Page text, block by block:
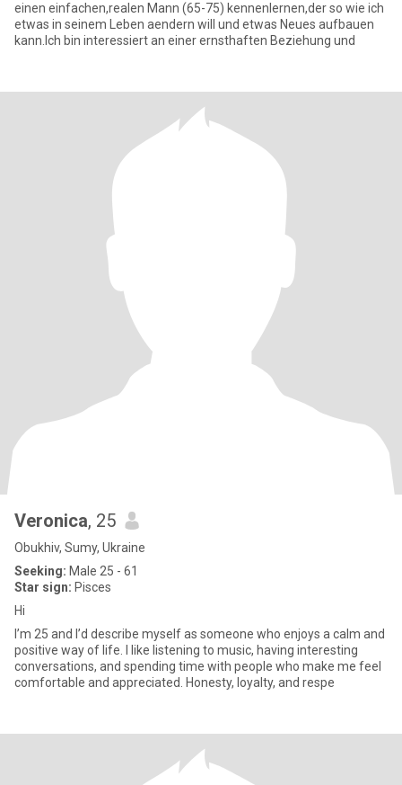
einen einfachen,realen Mann (65-75) kennenlernen,der so wie ich
etwas in seinem Leben aendern will und etwas Neues aufbauen
kann.Ich bin interessiert an einer ernsthaften Beziehung und
Veronica, 25
Obukhiv, Sumy, Ukraine
Seeking: Male 25 - 61
Star sign: Pisces
Hi
I’m 25 and I’d describe myself as someone who enjoys a calm and
positive way of life. I like listening to music, having interesting
conversations, and spending time with people who make me feel
comfortable and appreciated. Honesty, loyalty, and respe